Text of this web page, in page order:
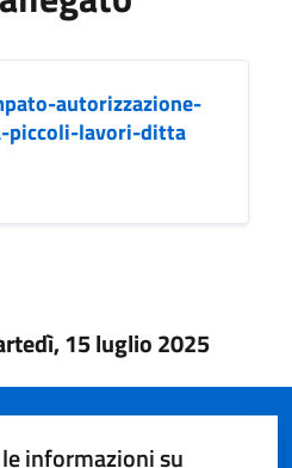
autorizzazione-
piccoli-lavori-ditta
15 luglio 2025
informazioni su